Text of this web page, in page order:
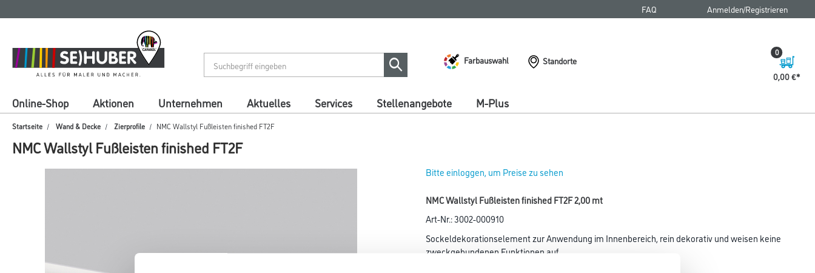
springen
springen
FAQ Anmelden/Registrieren
Farbauswahl
Standorte
0,00 €
0
Online-Shop Aktionen Unternehmen Aktuelles Services Stellenangebote M-Plus
Startseite Wand & Decke Zierprofile NMC Wallstyl Fußleisten finished FT2F
NMC Wallstyl Fußleisten finished FT2F
Bitte einloggen, um Preise zu sehen
NMC Wallstyl Fußleisten finished FT2F 2,00 mt
Art-Nr.:3002-000910
Sockeldekorationselement zur Anwendung im Innenbereich, rein dekorativ und weisen keine
zweckgebundenen Funktionen auf.